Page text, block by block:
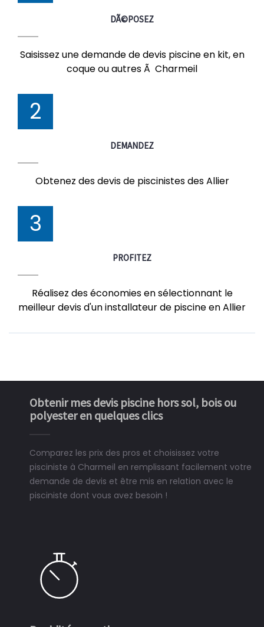
DÃ©POSEZ
Saisissez une demande de devis piscine en kit, en
coque ou autres Ã Charmeil
2
DEMANDEZ
Obtenez des devis de piscinistes des Allier
3
PROFITEZ
Réalisez des économies en sélectionnant le
meilleur devis d'un installateur de piscine en Allier
Obtenir mes devis piscine hors sol, bois ou
polyester en quelques clics
Comparez les prix des pros et choisissez votre
pisciniste à Charmeil en remplissant facilement votre
demande de devis et être mis en relation avec le
pisciniste dont vous avez besoin !